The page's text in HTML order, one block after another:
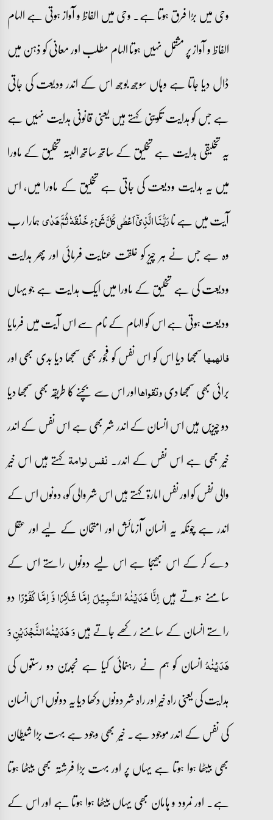
وحی میں بڑا فرق ہوتا ہے۔ وحی میں الفاظ و آواز ہوتی ہے الہام
الفاظ و آواز پر مشتمل نہیں ہوتا الہام مطلب اور معانی کو ذہن میں
ڈال دیا جاتا ہے وہاں سوجھ بوجھ اس کے اندر ودیعت کی جاتی
ہے جس کو ہدایت تکوینی کہتے ہیں یعنی قانونی ہدایت نہیں ہے
یہ تخلیقی ہدایت ہے تخلیق کے ساتھ ساتھ البتہ تخلیق کے ماورا
میں یہ ہدایت ودیعت کی جاتی ہے تخلیق کے ماورا میں، اس
آیت میں ہے نارَبُّنَا الَّذِیۡۤ اَعۡطٰی کُلَّ شَیۡءٍ خَلۡقَہٗ ثُمَّ ہَدٰیہمارا رب
وہ ہے جس نے ہر چیز کو خلقت عنایت فرمائی اور پھر ہدایت
ودیعت کی ہے تخلیق کے ماورا میں ایک ہدایت ہے جو یہاں
ودیعت ہوتی ہے اس کو الہام کے نام سے اس آیت میں فرمایا
فالہمھاسمجھا دیا اس کو اس نفس کو فجور بھی سمجھا دیا بدی بھی اور
برائی بھی سمجھا دیوتقواھااور اس سے بچنے کا طریقہ بھی سمجھا دیا
دو چیزیں ہیں اس انسان کے اندر شر بھی ہے اس نفس کے اندر
خیر بھی ہے اس نفس کے اندر۔نفس لوامۃکہتے ہیں اس خیر
والی نفس کو اور نفس امارۃ کہتے ہیں اس شر والی کو، دونوں اس کے
اندر ہے چونکہ یہ انسان آزمائش اور امتحان کے لیے اور عقل
دے کر کے اس بھیجا ہے اس لیے دونوں راستے اس کے
سامنے ہوتے ہیںاِنَّا ہَدَیۡنٰہُ السَّبِیۡلَ اِمَّا شَاکِرًا وَّ اِمَّا کَفُوۡرًادو
راستے انسان کے سامنے رکھے جاتے ہیںوَ ہَدَیۡنٰہُ النَّجۡدَیۡنِوَ
ہَدَیۡنٰہُانسان کو ہم نے رہنمائی کیا ہے نجدین دو رستوں کی
ہدایت کی یعنی راہ خیر اور راہ شر دونوں دکھا دیا یہ دونوں اس انسان
کی نفس کے اندر موجود ہے۔ خیر بھی وجود ہے بہت بڑا شیطان
بھی بیٹھا ہوا ہوتا ہے یہاں پر اور بہت بڑا فرشتہ بھی بیٹھا ہوتا
ہے۔ اور نمرود و ہامان بھی یہاں بیٹھا ہوا ہوتا ہے اور اس کے